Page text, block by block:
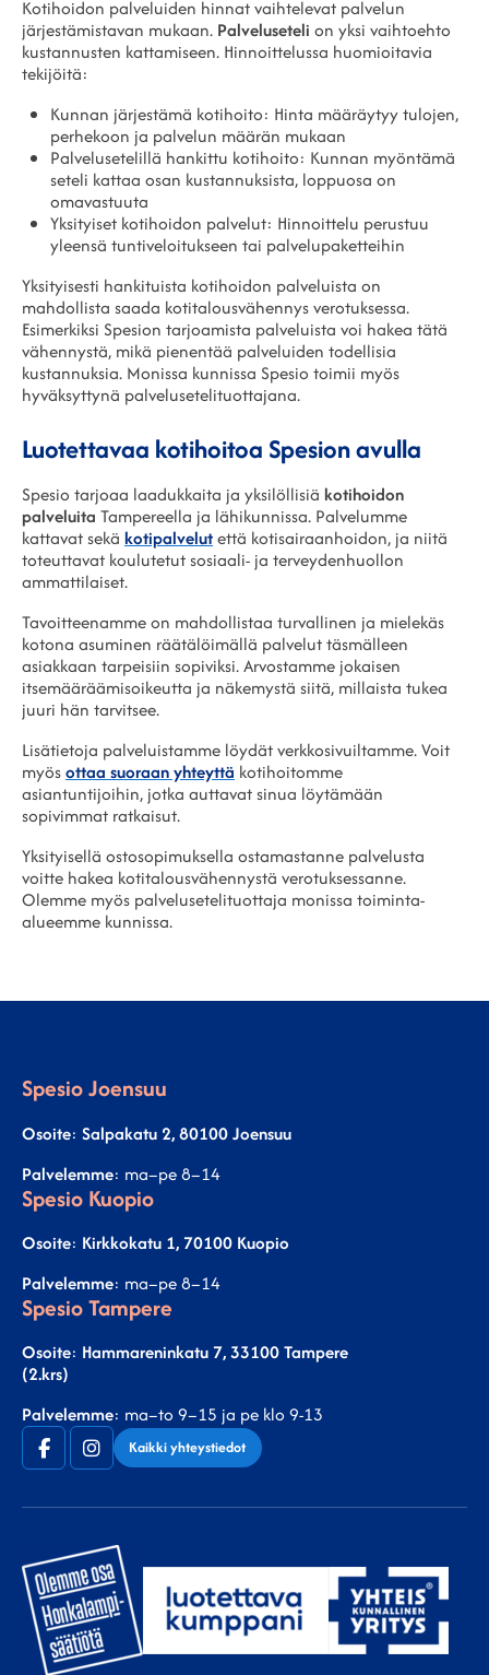
Kotihoidon palveluiden hinnat vaihtelevat palvelun
järjestämistavan mukaan. Palveluseteli on yksi vaihtoehto
kustannusten kattamiseen. Hinnoittelussa huomioitavia
tekijöitä:
Kunnan järjestämä kotihoito: Hinta määräytyy tulojen,
perhekoon ja palvelun määrän mukaan
Palvelusetelillä hankittu kotihoito: Kunnan myöntämä
seteli kattaa osan kustannuksista, loppuosa on
omavastuuta
Yksityiset kotihoidon palvelut: Hinnoittelu perustuu
yleensä tuntiveloitukseen tai palvelupaketteihin
Yksityisesti hankituista kotihoidon palveluista on
mahdollista saada kotitalousvähennys verotuksessa.
Esimerkiksi Spesion tarjoamista palveluista voi hakea tätä
vähennystä, mikä pienentää palveluiden todellisia
kustannuksia. Monissa kunnissa Spesio toimii myös
hyväksyttynä palvelusetelituottajana.
Luotettavaa kotihoitoa Spesion avulla
Spesio tarjoaa laadukkaita ja yksilöllisiä kotihoidon
palveluita Tampereella ja lähikunnissa. Palvelumme
kattavat sekä kotipalvelutettä kotisairaanhoidon, ja niitä
toteuttavat koulutetut sosiaali- ja terveydenhuollon
ammattilaiset.
Tavoitteenamme on mahdollistaa turvallinen ja mielekäs
kotona asuminen räätälöimällä palvelut täsmälleen
asiakkaan tarpeisiin sopiviksi. Arvostamme jokaisen
itsemääräämisoikeutta ja näkemystä siitä, millaista tukea
juuri hän tarvitsee.
Lisätietoja palveluistamme löydät verkkosivuiltamme. Voit
myösottaa suoraan yhteyttä kotihoitomme
asiantuntijoihin, jotka auttavat sinua löytämään
sopivimmat ratkaisut.
Yksityisellä ostosopimuksella ostamastanne palvelusta
voitte hakea kotitalousvähennystä verotuksessanne.
Olemme myös palvelusetelituottaja monissa toiminta-
alueemme kunnissa.
Spesio Joensuu
Osoite: Salpakatu 2, 80100 Joensuu
Palvelemme: ma–pe 8–14
Spesio Kuopio
Osoite: Kirkkokatu 1, 70100 Kuopio
Palvelemme: ma–pe 8–14
Spesio Tampere
Osoite: Hammareninkatu 7, 33100 Tampere
(2.krs)
Palvelemme: ma–to 9–15 ja pe klo 9-13
FacebookInstagramKaikki yhteystiedot